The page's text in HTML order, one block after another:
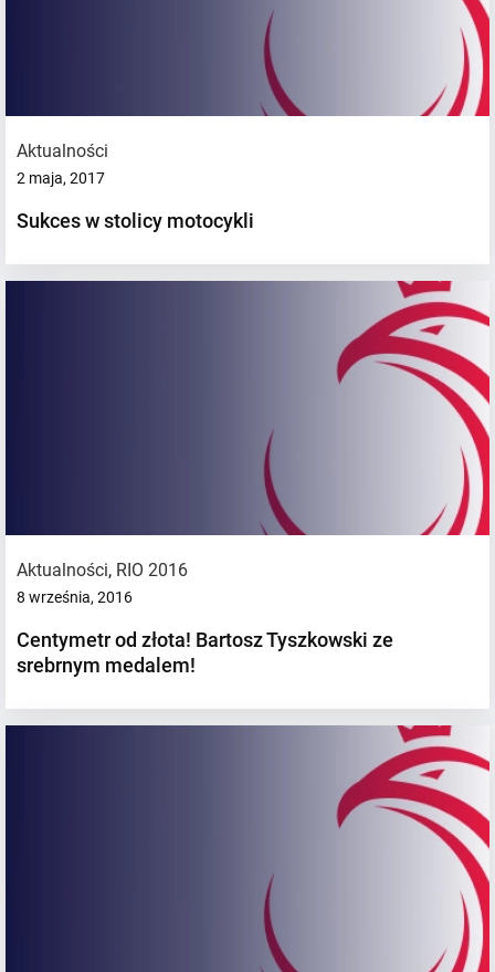
Aktualności
2 maja, 2017
Sukces w stolicy motocykli
Aktualności, RIO 2016
8 września, 2016
Centymetr od złota! Bartosz Tyszkowski ze
srebrnym medalem!